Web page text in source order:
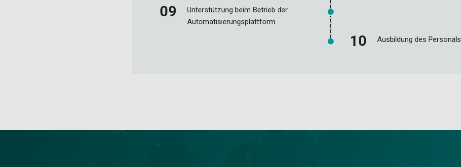
Unterstützung beim Betrieb der
Automatisierungsplattform
Ausbildung des Personals